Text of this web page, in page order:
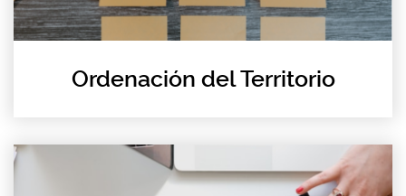
Ordenación del Territorio